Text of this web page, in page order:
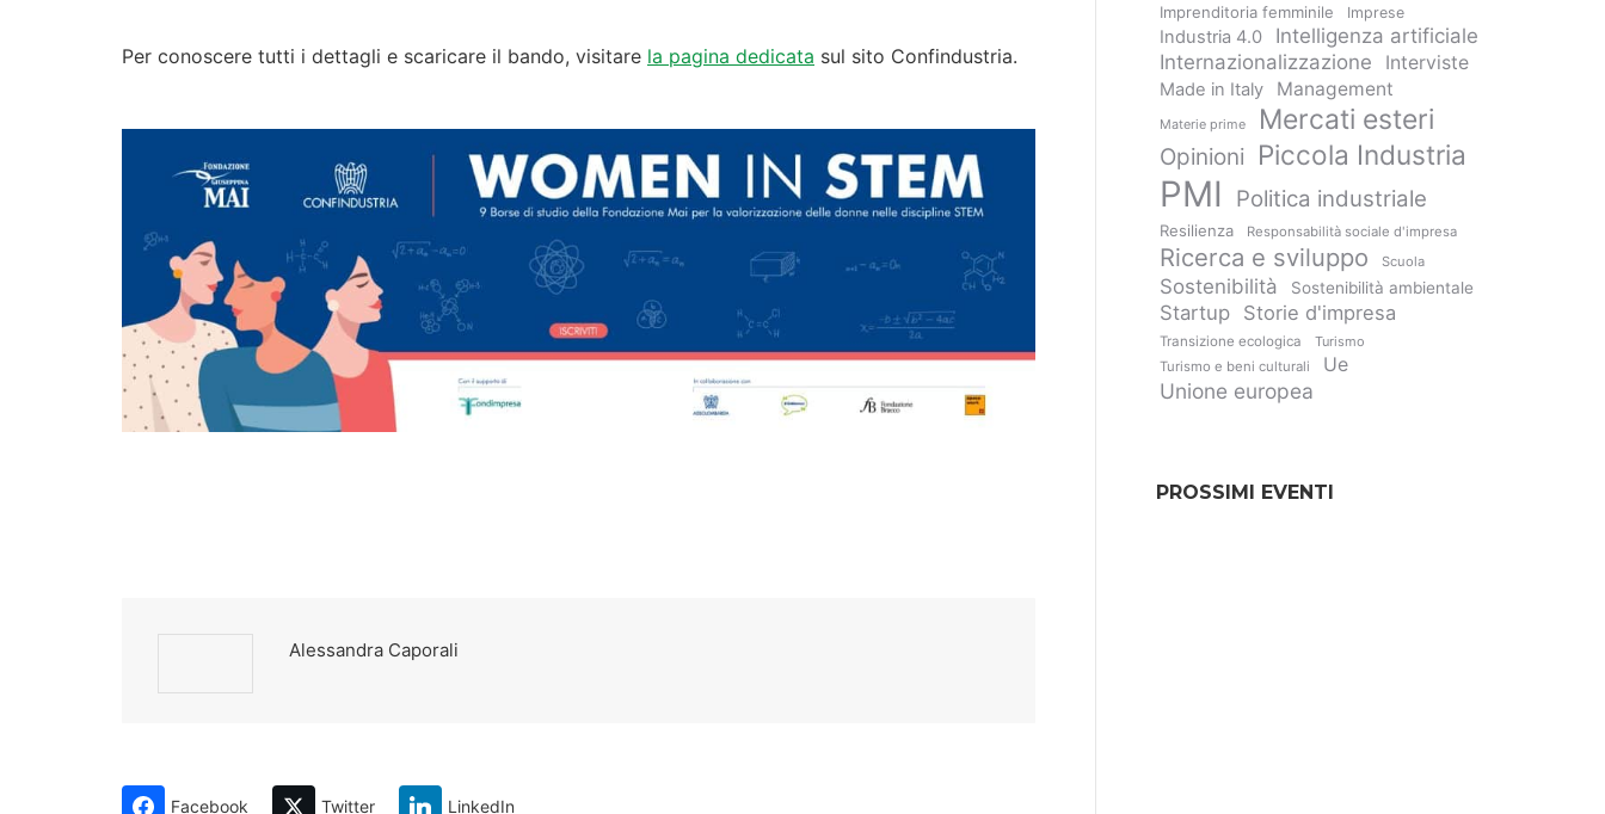
Per conoscere tutti i dettagli e scaricare il bando, visitare la pagina dedicata sul sito Confindustria.
Alessandra Caporali
Facebook Twitter LinkedIn
Imprenditoria femminile
Imprese
Industria 4.0
Intelligenza artificiale
Internazionalizzazione
Interviste
Made in Italy Management
Materie prime Mercati esteri
Opinioni Piccola Industria
PMI Politica industriale
Resilienza Responsabilità sociale d'impresa
Ricerca e sviluppo Scuola
Sostenibilità Sostenibilità ambientale
Startup Storie d'impresa
Transizione ecologica
Turismo
Turismo e beni culturali
Ue
Unione europea
PROSSIMI EVENTI